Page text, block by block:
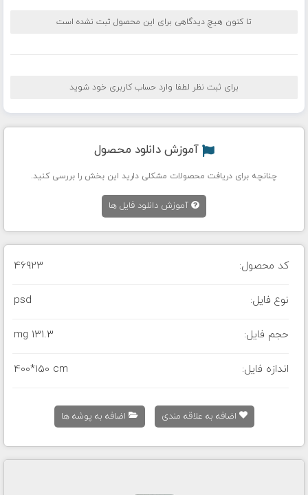
تا کنون هیچ دیدگاهی برای این محصول ثبت نشده است
برای ثبت نظر لطفا وارد حساب کاربری خود شوید
آموزش دانلود محصول
چنانچه برای دریافت محصولات مشکلی دارید این بخش را بررسی کنید.
آموزش دانلود فایل ها
کد محصول: 46923
نوع فایل: psd
حجم فایل: 131.3 mg
اندازه فایل: 400*150 cm
اضافه به علاقه مندی اضافه به پوشه ها